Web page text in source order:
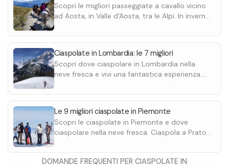
Scopri le migliori passeggiate a cavallo vicino
ad Aosta, in Valle d'Aosta, tra le Alpi. In inverno
Ciaspolate in Lombardia: le 7 migliori
Scopri dove ciaspolare in Lombardia nella
neve fresca e vivi una fantastica esperienza.
Adatte ai principianti.
Le 9 migliori ciaspolate in Piemonte
Scopri le ciaspolate in Piemonte e dove
ciaspolare nella neve fresca. Ciaspola a Prato
DOMANDE FREQUENTI PER CIASPOLATE IN